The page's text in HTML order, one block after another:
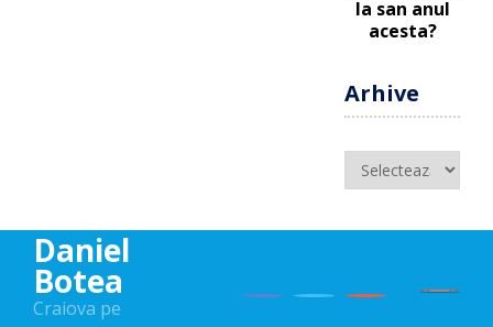
Arhive
Arhive
Daniel
Botea
Craiova pe